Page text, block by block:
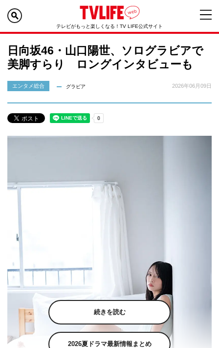
テレビがもっと楽しくなる！TV LIFE公式サイト
日向坂46・山口陽世、ソログラビアで
美脚すらり ロングインタビューも
エンタメ総合 グラビア 2026年06月09日
続きを読む
2026夏ドラマ最新情報まとめ